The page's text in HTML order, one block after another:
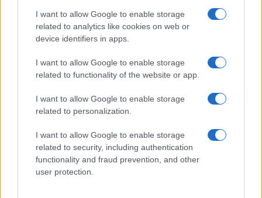
I want to allow Google to enable storage
related to analytics like cookies on web or
device identifiers in apps.
I want to allow Google to enable storage
related to functionality of the website or app.
I want to allow Google to enable storage
related to personalization.
I want to allow Google to enable storage
related to security, including authentication
functionality and fraud prevention, and other
user protection.
Incidente sulla strada provinciale ad Arzachena,
un ferito
Sangue, musica e solidarietà con Avis Olbia al
Delta Center
Meteo Olbia 9 agosto, temperature in calo